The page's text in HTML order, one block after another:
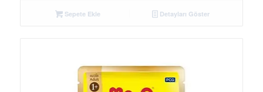
Sepete Ekle Detayları Göster